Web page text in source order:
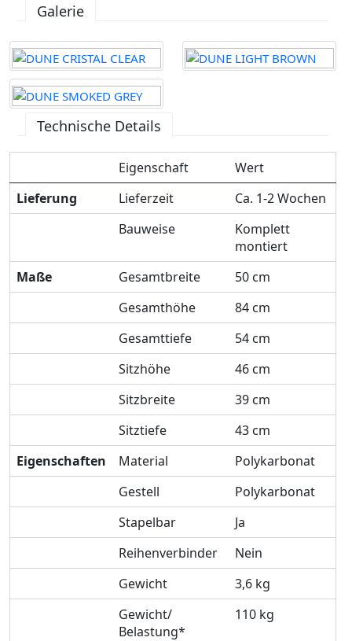
Galerie
Technische Details
Eigenschaft
Wert
Lieferung
Lieferzeit
Ca. 1-2 Wochen
Bauweise
Komplett
montiert
Maße
Gesamtbreite
50 cm
Gesamthöhe
84 cm
Gesamttiefe
54 cm
Sitzhöhe
46 cm
Sitzbreite
39 cm
Sitztiefe
43 cm
Eigenschaften
Material
Polykarbonat
Gestell
Polykarbonat
Stapelbar
Ja
Reihenverbinder
Nein
Gewicht
3,6 kg
Gewicht/
Belastung*
110 kg